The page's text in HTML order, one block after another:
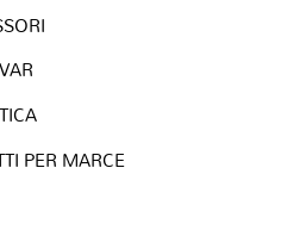
PER MARCE